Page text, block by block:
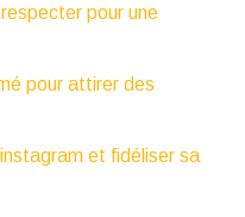
pour une
pour attirer des
et fidéliser sa